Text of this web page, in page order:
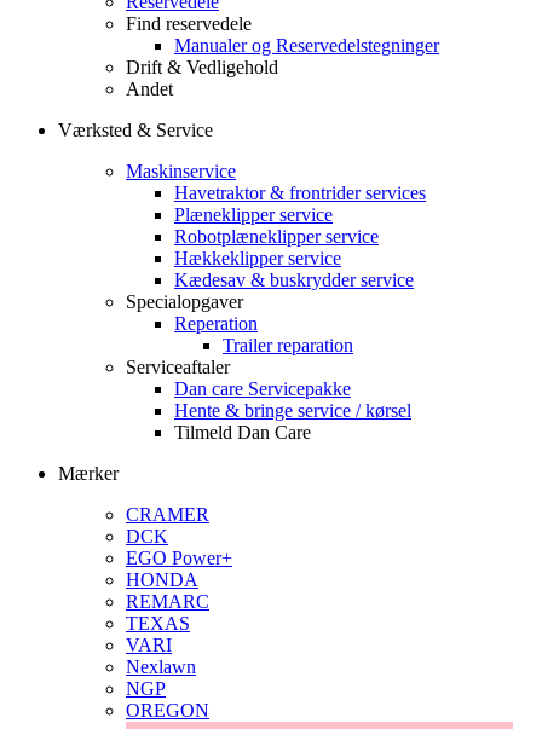
Find reservedele
Manualer og Reservedelstegninger
Drift & Vedligehold
Andet
Værksted & Service
Maskinservice
Havetraktor & frontrider services
Plæneklipper service
Robotplæneklipper service
Hækkeklipper service
Kædesav & buskrydder service
Specialopgaver
Reperation
Trailer reparation
Serviceaftaler
Dan care Servicepakke
Hente & bringe service / kørsel
Tilmeld Dan Care
Mærker
CRAMER
DCK
EGO Power+
HONDA
REMARC
TEXAS
VARI
Nexlawn
NGP
OREGON